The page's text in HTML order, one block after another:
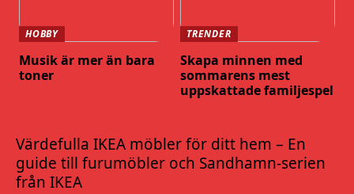
HOBBY
Musik är mer än bara
toner
TRENDER
Skapa minnen med
sommarens mest
uppskattade familjespel
Värdefulla IKEA möbler för ditt hem – En
guide till furumöbler och Sandhamn-serien
från IKEA